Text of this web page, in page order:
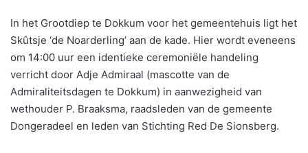
In het Grootdiep te Dokkum voor het gemeentehuis ligt het
Skûtsje ‘de Noarderling’ aan de kade. Hier wordt eveneens
om 14:00 uur een identieke ceremoniële handeling
verricht door Adje Admiraal (mascotte van de
Admiraliteitsdagen te Dokkum) in aanwezigheid van
wethouder P. Braaksma, raadsleden van de gemeente
Dongeradeel en leden van Stichting Red De Sionsberg.